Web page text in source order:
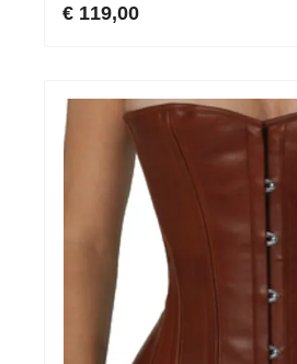
€ 119,00